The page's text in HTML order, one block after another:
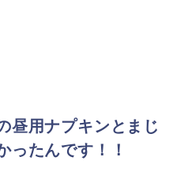
昼用ナプキンとまじ
ったんです！！